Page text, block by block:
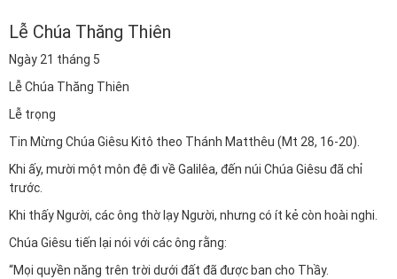
Lễ Chúa Thăng Thiên
Ngày 21 tháng 5
Lễ Chúa Thăng Thiên
Lễ trọng
Tin Mừng Chúa Giêsu Kitô theo Thánh Matthêu (Mt 28, 16-20).
Khi ấy, mười một môn đệ đi về Galilêa, đến núi Chúa Giêsu đã chỉ
trước.
Khi thấy Người, các ông thờ lạy Người, nhưng có ít kẻ còn hoài nghi.
Chúa Giêsu tiến lại nói với các ông rằng:
“Mọi quyền năng trên trời dưới đất đã được ban cho Thầy.